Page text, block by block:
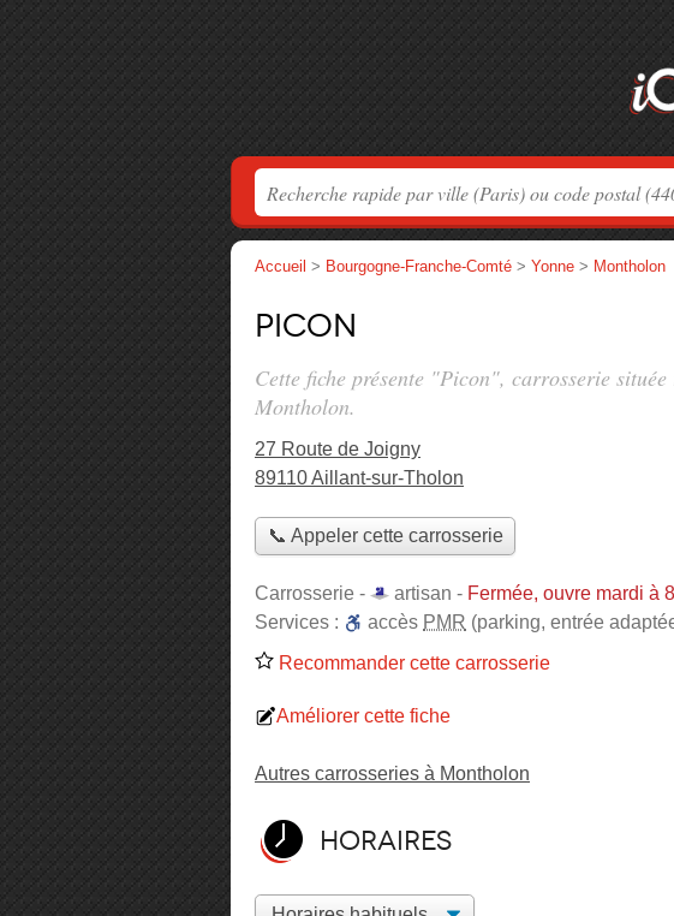
Accueil > Bourgogne-Franche-Comté > Yonne > Montholon
Picon
Cette fiche présente "Picon", carrosserie située
Montholon.
27 Route de Joigny
89110 Aillant-sur-Tholon
📞 Appeler cette carrosserie
Carrosserie - artisan - Fermée, ouvre mardi à
Services :
accès PMR (parking, entrée
Recommander cette carrosserie
Améliorer cette fiche
Autres carrosseries à Montholon
Horaires